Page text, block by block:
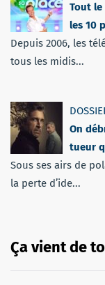
Tout
les 10
Depuis 2006, les
tous les midis...
On
tueur
Sous ses airs de
la perte d’ide...
Ça vient de